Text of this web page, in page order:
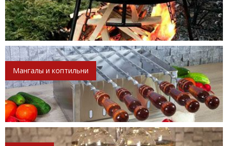
Мангалы и коптильни